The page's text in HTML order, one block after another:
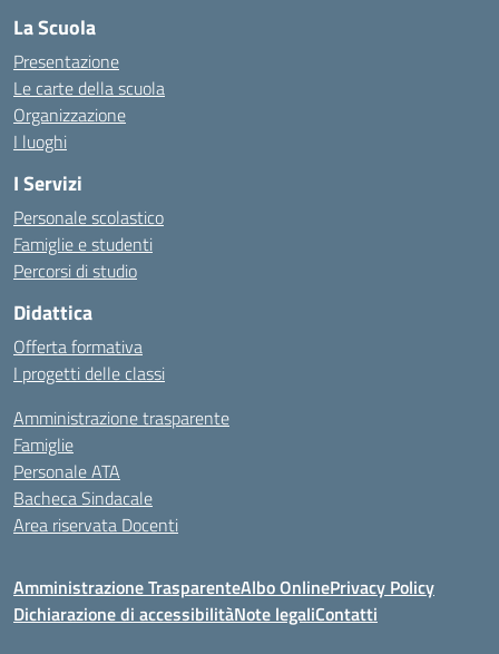
La Scuola
Presentazione
Le carte della scuola
Organizzazione
I luoghi
I Servizi
Personale scolastico
Famiglie e studenti
Percorsi di studio
Didattica
Offerta formativa
I progetti delle classi
Amministrazione trasparente
Famiglie
Personale ATA
Bacheca Sindacale
Area riservata Docenti
Amministrazione TrasparenteAlbo OnlinePrivacy Policy
Dichiarazione di accessibilitàNote legaliContatti